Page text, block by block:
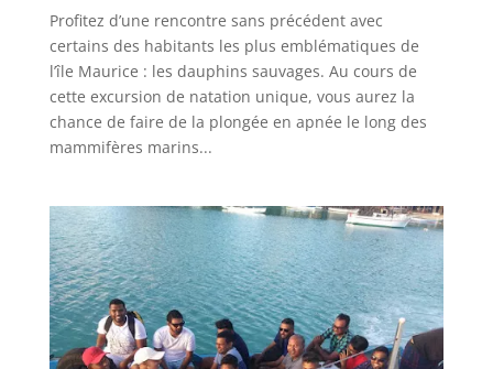
Profitez d’une rencontre sans précédent avec
certains des habitants les plus emblématiques de
l’île Maurice : les dauphins sauvages. Au cours de
cette excursion de natation unique, vous aurez la
chance de faire de la plongée en apnée le long des
mammifères marins...